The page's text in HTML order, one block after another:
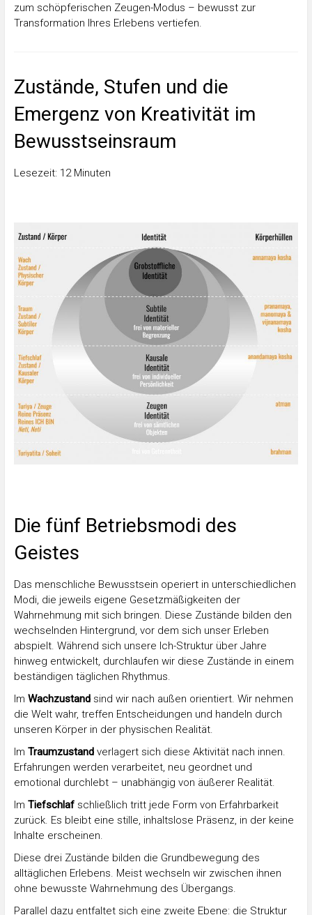
zum schöpferischen Zeugen-Modus – bewusst zur
Transformation Ihres Erlebens vertiefen.
Zustände, Stufen und die
Emergenz von Kreativität im
Bewusstseinsraum
Lesezeit: 12 Minuten
Die fünf Betriebsmodi des
Geistes
Das menschliche Bewusstsein operiert in unterschiedlichen
Modi, die jeweils eigene Gesetzmäßigkeiten der
Wahrnehmung mit sich bringen. Diese Zustände bilden den
wechselnden Hintergrund, vor dem sich unser Erleben
abspielt. Während sich unsere Ich-Struktur über Jahre
hinweg entwickelt, durchlaufen wir diese Zustände in einem
beständigen täglichen Rhythmus.
Im Wachzustandsind wir nach außen orientiert. Wir nehmen
die Welt wahr, treffen Entscheidungen und handeln durch
unseren Körper in der physischen Realität.
Im Traumzustand verlagert sich diese Aktivität nach innen.
Erfahrungen werden verarbeitet, neu geordnet und
emotional durchlebt – unabhängig von äußerer Realität.
Im Tiefschlafschließlich tritt jede Form von Erfahrbarkeit
zurück. Es bleibt eine stille, inhaltslose Präsenz, in der keine
Inhalte erscheinen.
Diese drei Zustände bilden die Grundbewegung des
alltäglichen Erlebens. Meist wechseln wir zwischen ihnen
ohne bewusste Wahrnehmung des Übergangs.
Parallel dazu entfaltet sich eine zweite Ebene: die Struktur